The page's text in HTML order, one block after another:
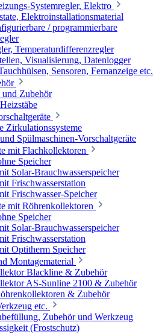
Systemregler, Elektro
Elektroinstallationsmaterial
/ programmierbare
Temperaturdifferenzregler
Visualisierung, Datenlogger
Sensoren, Fernanzeige etc.
und Zubehör
Zirkulationssysteme
Spülmaschinen-Vorschaltgeräte
mit Flachkollektoren
Speicher
Solar-Brauchwasserspeicher
Frischwasserstation
Frischwasser-Speicher
mit Röhrenkollektoren
Speicher
Solar-Brauchwasserspeicher
Frischwasserstation
Optitherm Speicher
Montagematerial
Blackline & Zubehör
AS-Sunline 2100 & Zubehör
& Zubehör
etc.
Zubehör und Werkzeug
(Frostschutz)